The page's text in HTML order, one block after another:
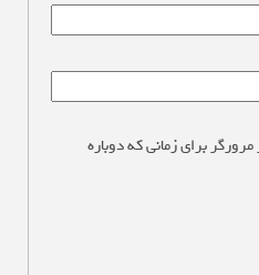
برای زمانی که دوباره